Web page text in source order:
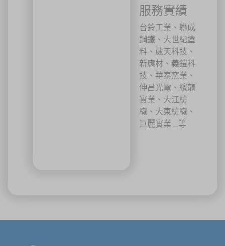
服務實績
台鈴工業、聯成
鋼鐵、大世紀塗
料、葳天科技、
新應材、義鎧科
技、華泰窯業、
伸昌光電、繽龍
實業、大江紡
織、大東紡織、
巨麗實業 …等